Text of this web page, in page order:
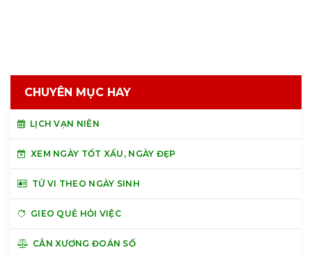
CHUYÊN MỤC HAY
LỊCH VẠN NIÊN
XEM NGÀY TỐT XẤU, NGÀY ĐẸP
TỬ VI THEO NGÀY SINH
GIEO QUẺ HỎI VIỆC
CÂN XƯƠNG ĐOÁN SỐ